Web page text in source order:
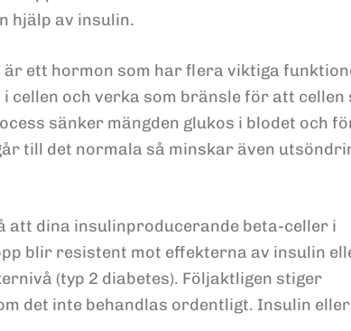
hjälp av insulin.
ett hormon som har flera viktiga
cellen och verka som bränsle för att cellen
sänker mängden glukos i blodet och
till det normala så minskar även
att dina insulinproducerande beta-celler i
blir resistent mot effekterna av insulin
(typ 2 diabetes). Följaktligen stiger
det inte behandlas ordentligt. Insulin